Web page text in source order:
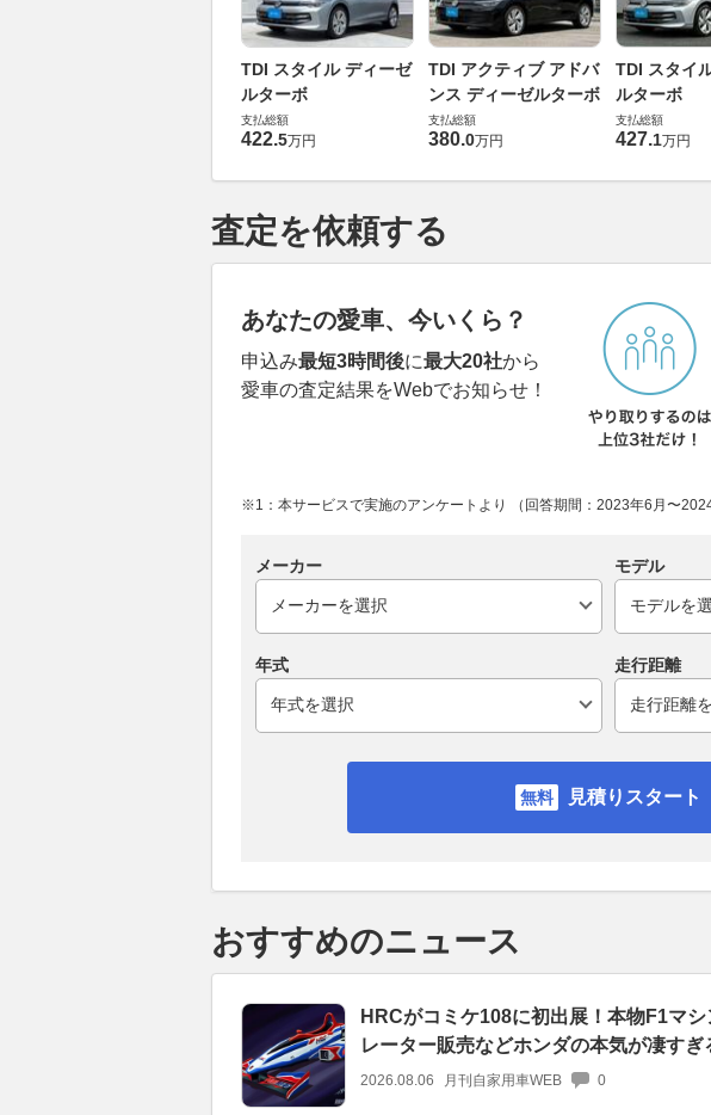
TDI スタイル ディーゼ
ルターボ
支払総額
422.5万円
TDI アクティブ アドバ
ンス ディーゼルターボ
支払総額
380.0万円
TDI スタイ
ルターボ
支払総額
427.1万円
査定を依頼する
あなたの愛車、今いくら？
申込み最短3時間後に最大20社から
愛車の査定結果をWebでお知らせ！
※1：本サービスで実施のアンケートより （回答期間：2023年6月〜2024
メーカー モデル
年式 走行距離
見積りスタート
おすすめのニュース
HRCがコミケ108に初出展！本物F1マ
レーター販売などホンダの本気が凄すぎ
2026.08.06 月刊自家用車WEB 0